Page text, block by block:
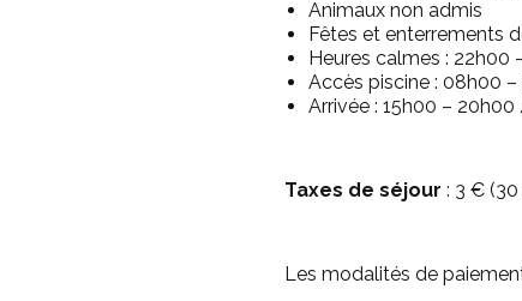
Animaux non admis
Fêtes et enterrements
Heures calmes : 22h00
Accès piscine : 08h00 –
Arrivée : 15h00 –
Taxes de séjour : 3 €
Les modalités de